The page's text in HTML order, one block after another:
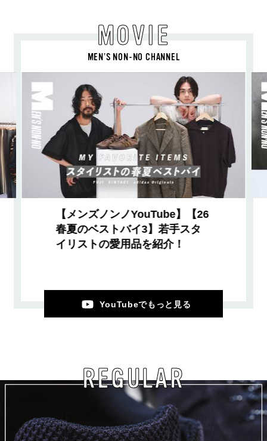
MOVIE
MEN’S NON-NO CHANNEL
【メンズノンノYouTube】【26
春夏のベストバイ3】若手スタ
イリストの愛用品を紹介！
YouTubeでもっと見る
REGULAR